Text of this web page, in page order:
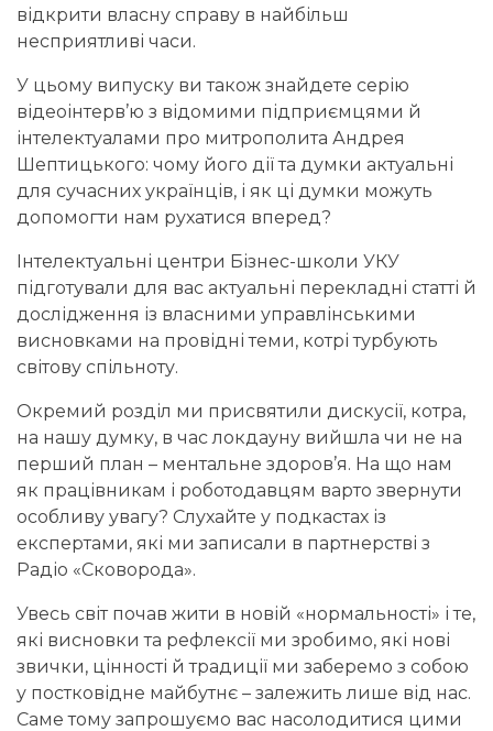
відкрити власну справу в найбільш
несприятливі часи.
У цьому випуску ви також знайдете серію
відеоінтерв’ю з відомими підприємцями й
інтелектуалами про митрополита Андрея
Шептицького: чому його дії та думки актуальні
для сучасних українців, і як ці думки можуть
допомогти нам рухатися вперед?
Інтелектуальні центри Бізнес-школи УКУ
підготували для вас актуальні перекладні статті й
дослідження із власними управлінськими
висновками на провідні теми, котрі турбують
світову спільноту.
Окремий розділ ми присвятили дискусії, котра,
на нашу думку, в час локдауну вийшла чи не на
перший план – ментальне здоров’я. На що нам
як працівникам і роботодавцям варто звернути
особливу увагу? Слухайте у подкастах із
експертами, які ми записали в партнерстві з
Радіо «Сковорода».
Увесь світ почав жити в новій «нормальності» і те,
які висновки та рефлексії ми зробимо, які нові
звички, цінності й традиції ми заберемо з собою
у постковідне майбутнє – залежить лише від нас.
Саме тому запрошуємо вас насолодитися цими